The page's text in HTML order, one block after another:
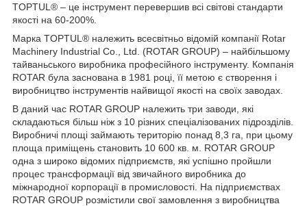
TOPTUL® – це інструмент перевершив всі світові стандарти
якості на 60-200%.
Марка TOPTUL® належить всесвітньо відомій компанії Rotar
Machinery Industrial Co., Ltd. (ROTAR GROUP) – найбільшому
тайваньського виробника професійного інструменту. Компанія
ROTAR була заснована в 1981 році, її метою є створення і
виробництво інструментів найвищої якості на своїх заводах.
В даний час ROTAR GROUP належить три заводи, які
складаються більш ніж з 10 різних спеціалізованих підрозділів.
Виробничі площі займають територію понад 8,3 га, при цьому
площа приміщень становить 10 600 кв. м. ROTAR GROUP
одна з широко відомих підприємств, які успішно пройшли
процес трансформації від звичайного виробника до
міжнародної корпорації в промисловості. На підприємствах
ROTAR GROUP розмістили свої замовлення з виробництва